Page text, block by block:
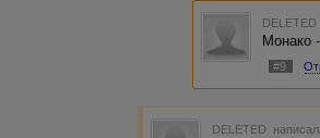
DELETED
Монако
#9
DELETED